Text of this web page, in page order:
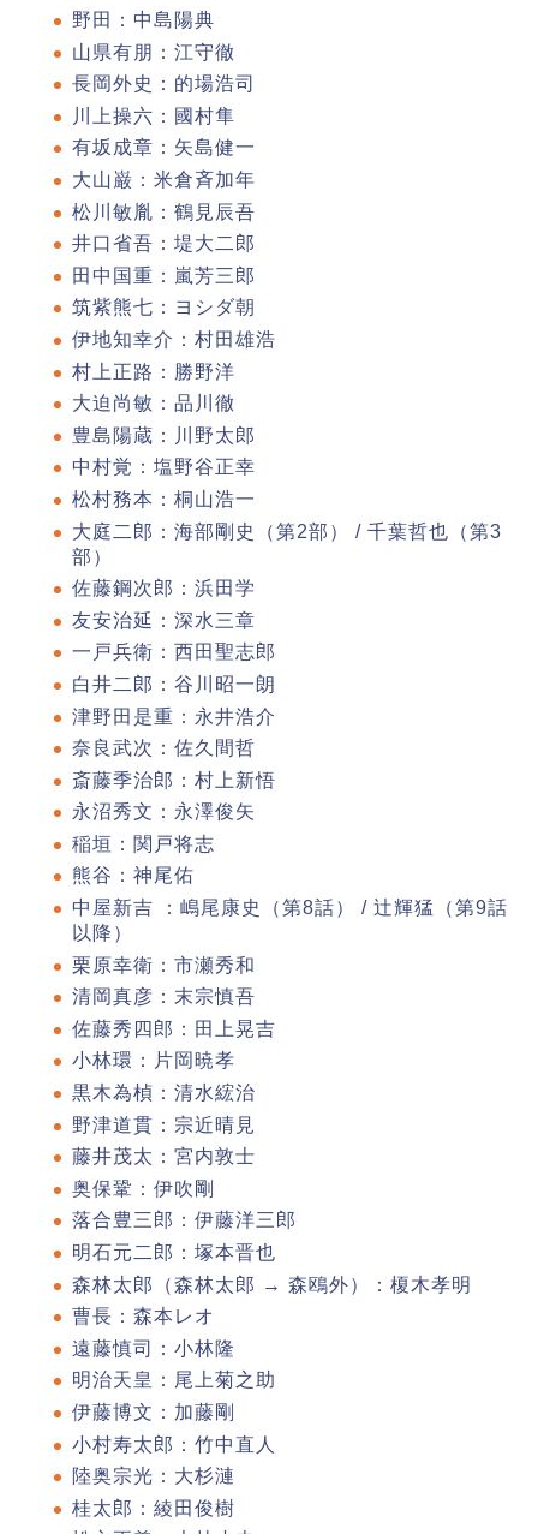
野田：中島陽典
山県有朋：江守徹
長岡外史：的場浩司
川上操六：國村隼
有坂成章：矢島健一
大山巌：米倉斉加年
松川敏胤：鶴見辰吾
井口省吾：堤大二郎
田中国重：嵐芳三郎
筑紫熊七：ヨシダ朝
伊地知幸介：村田雄浩
村上正路：勝野洋
大迫尚敏：品川徹
豊島陽蔵：川野太郎
中村覚：塩野谷正幸
松村務本：桐山浩一
大庭二郎：海部剛史（第2部） / 千葉哲也（第3
部）
佐藤鋼次郎：浜田学
友安治延：深水三章
一戸兵衛：西田聖志郎
白井二郎：谷川昭一朗
津野田是重：永井浩介
奈良武次：佐久間哲
斎藤季治郎：村上新悟
永沼秀文：永澤俊矢
稲垣：関戸将志
熊谷：神尾佑
中屋新吉 ：嶋尾康史（第8話） / 辻輝猛（第9話
以降）
栗原幸衛：市瀬秀和
清岡真彦：末宗慎吾
佐藤秀四郎：田上晃吉
小林環：片岡暁孝
黒木為楨：清水綋治
野津道貫：宗近晴見
藤井茂太：宮内敦士
奥保鞏：伊吹剛
落合豊三郎：伊藤洋三郎
明石元二郎：塚本晋也
森林太郎（森林太郎 → 森鴎外）：榎木孝明
曹長：森本レオ
遠藤慎司：小林隆
明治天皇：尾上菊之助
伊藤博文：加藤剛
小村寿太郎：竹中直人
陸奥宗光：大杉漣
桂太郎：綾田俊樹